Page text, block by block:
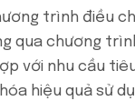
trình điều
qua chương
với nhu cầu
hiệu quả sử